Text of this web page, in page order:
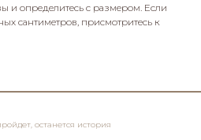
и определитесь с размером. Если
сантиметров, присмотритесь к
останется история